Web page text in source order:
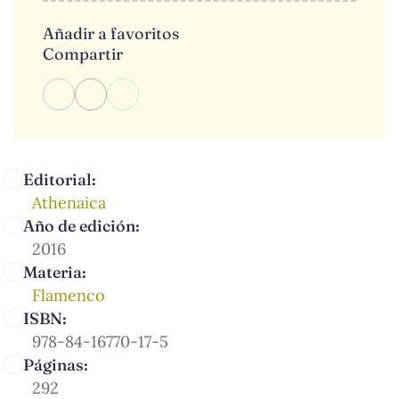
Editorial:
Athenaica
Año de edición:
2016
Materia:
Flamenco
ISBN:
978-84-16770-17-5
Páginas:
292
Añadir a favoritos
Compartir